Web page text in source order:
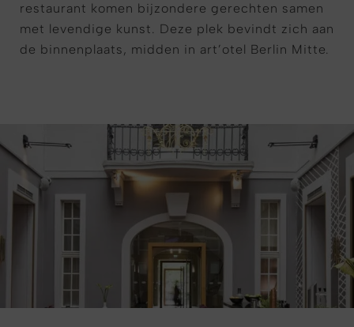
restaurant komen bijzondere gerechten samen
met levendige kunst. Deze plek bevindt zich aan
de binnenplaats, midden in art’otel Berlin Mitte.